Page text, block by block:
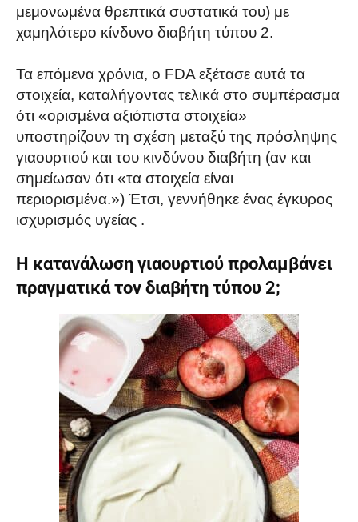
μεμονωμένα θρεπτικά συστατικά του) με
χαμηλότερο κίνδυνο διαβήτη τύπου 2.
Τα επόμενα χρόνια, ο FDA εξέτασε αυτά τα
στοιχεία, καταλήγοντας τελικά στο συμπέρασμα
ότι «ορισμένα αξιόπιστα στοιχεία»
υποστηρίζουν τη σχέση μεταξύ της πρόσληψης
γιαουρτιού και του κινδύνου διαβήτη (αν και
σημείωσαν ότι «τα στοιχεία είναι
περιορισμένα.») Έτσι, γεννήθηκε ένας έγκυρος
ισχυρισμός υγείας .
Η κατανάλωση γιαουρτιού προλαμβάνει
πραγματικά τον διαβήτη τύπου 2;